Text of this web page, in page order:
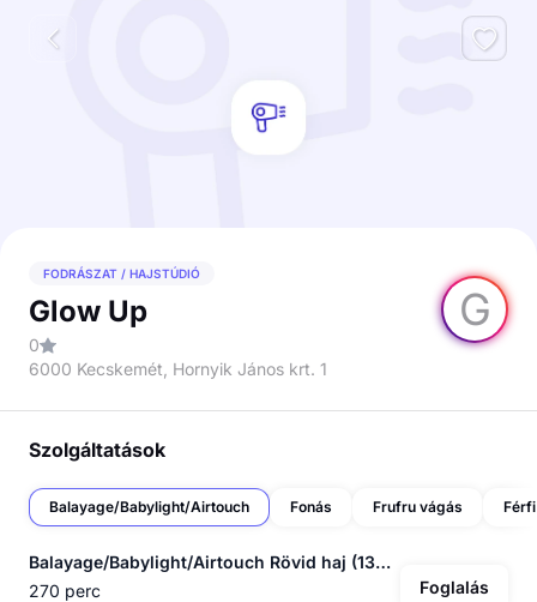
G
FODRÁSZAT / HAJSTÚDIÓ
Glow Up
0
6000 Kecskemét, Hornyik János krt. 1
Szolgáltatások
Balayage/Babylight/Airtouch Fonás Frufru vágás
Balayage/Babylight/Airtouch Rövid haj (130g-ig)
270 perc
Foglalás